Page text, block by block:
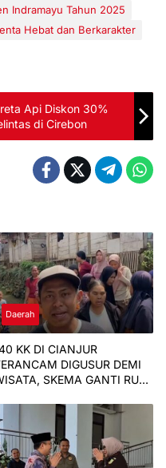
Indramayu Tahun 2025
Hebat dan Berkarakter
Api Diskon 30%
di Cirebon
Daerah
KK DI CIANJUR
DIGUSUR DEMI
SKEMA GANTI RUGI